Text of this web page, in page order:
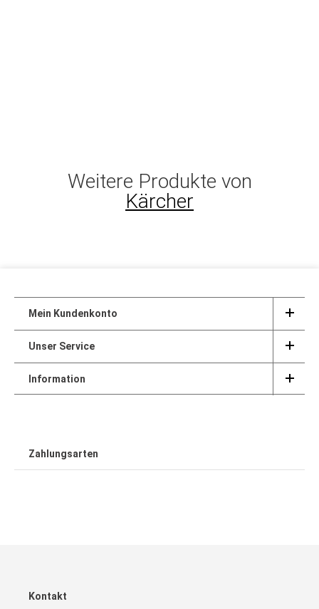
Weitere Produkte von
Kärcher
Mein Kundenkonto
Unser Service
Information
Zahlungsarten
Kontakt